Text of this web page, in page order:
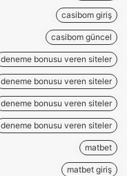
casibom giriş
casibom güncel
deneme bonusu veren siteler
deneme bonusu veren siteler
deneme bonusu veren siteler
deneme bonusu veren siteler
matbet
matbet giriş